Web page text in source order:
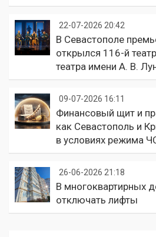
22-07-2026 20:42
В Севастополе
открылся 116-й
театра имени А. В.
09-07-2026 16:11
Финансовый щит и
как Севастополь и
в условиях режима
26-06-2026 21:18
В многоквартирных
отключать лифты